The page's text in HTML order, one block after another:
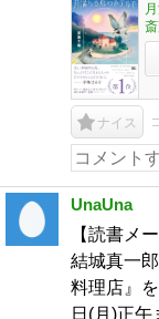
ナイス
UnaUna
【読書メ
結城真一
料理店』
日(月)正